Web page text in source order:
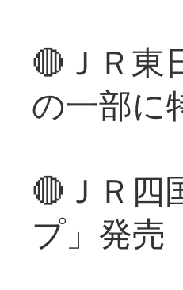
🔴ＪＲ東
の一部に
🔴ＪＲ四
プ」発売